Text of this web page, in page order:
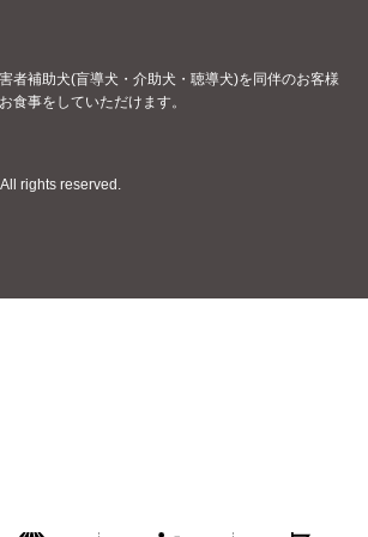
者補助犬(盲導犬・介助犬・聴導犬)を同伴のお客様
食事をしていただけます。
rights reserved.